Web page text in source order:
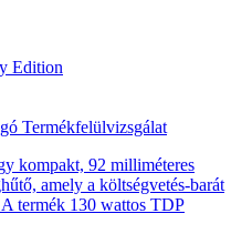
Edition
Termékfelülvizsgálat
kompakt, 92 milliméteres
amely a költségvetés-barát
termék 130 wattos TDP